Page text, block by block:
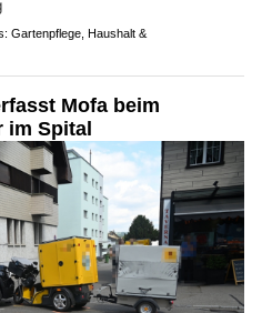
Gartenpflege, Haushalt &
Mofa beim
im Spital